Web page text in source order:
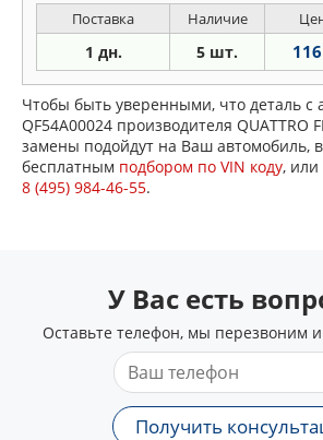
Поставка Наличие
1 дн. 5 шт.
Чтобы быть уверенными, что деталь с
QF54A00024 производителя QUATTRO
замены подойдут на Ваш автомобиль,
бесплатным подбором по VIN коду, или
8 (495) 984-46-55.
У Вас есть
Оставьте телефон, мы перезвоним
Получить